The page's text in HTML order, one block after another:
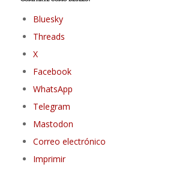
Bluesky
Threads
X
Facebook
WhatsApp
Telegram
Mastodon
Correo electrónico
Imprimir